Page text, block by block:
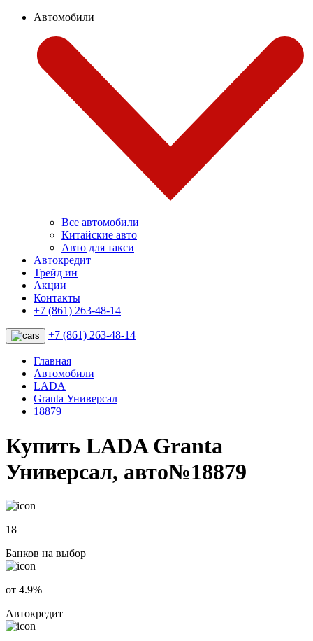
Автомобили
Все автомобили
Китайские авто
Авто для такси
Автокредит
Трейд ин
Акции
Контакты
+7 (861) 263-48-14
+7 (861) 263-48-14
Главная
Автомобили
LADA
Granta Универсал
18879
Купить LADA Granta
Универсал, авто№18879
18
Банков на выбор
от 4.9%
Автокредит